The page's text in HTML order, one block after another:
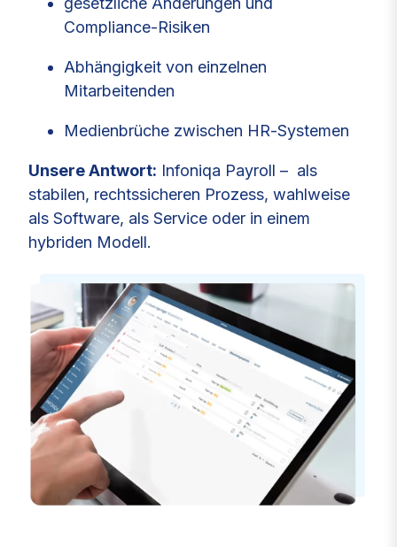
Compliance‑Risiken
Abhängigkeit von einzelnen
Mitarbeitenden
Medienbrüche zwischen HR‑Systemen
Unsere Antwort: Infoniqa Payroll – als
stabilen, rechtssicheren Prozess, wahlweise
als Software, als Service oder in einem
hybriden Modell.